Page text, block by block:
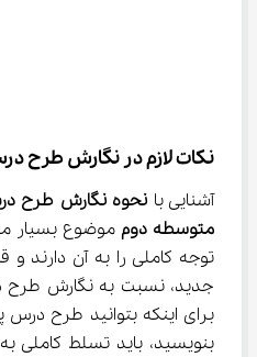
نکات لازم در نگارش طرح
آشنایی با نحوه نگارش طرح
متوسطه دوم موضوع بسیار
توجه کاملی را به آن دارند
برای اینکه بتوانید طرح درس